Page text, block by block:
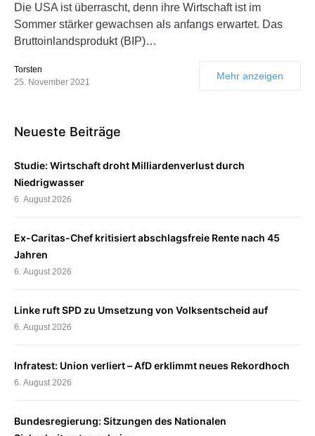
Die USA ist überrascht, denn ihre Wirtschaft ist im
Sommer stärker gewachsen als anfangs erwartet. Das
Bruttoinlandsprodukt (BIP)…
Torsten
25. November 2021
Mehr anzeigen
Neueste Beiträge
Studie: Wirtschaft droht Milliardenverlust durch
Niedrigwasser
6. August 2026
Ex-Caritas-Chef kritisiert abschlagsfreie Rente nach 45
Jahren
6. August 2026
Linke ruft SPD zu Umsetzung von Volksentscheid auf
6. August 2026
Infratest: Union verliert – AfD erklimmt neues Rekordhoch
6. August 2026
Bundesregierung: Sitzungen des Nationalen